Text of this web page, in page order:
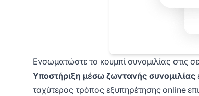
Ενσωματώστε το κουμπί συνομιλίας στις
Υποστήριξη μέσω ζωντανής συνομιλίας
ταχύτερος τρόπος εξυπηρέτησης online